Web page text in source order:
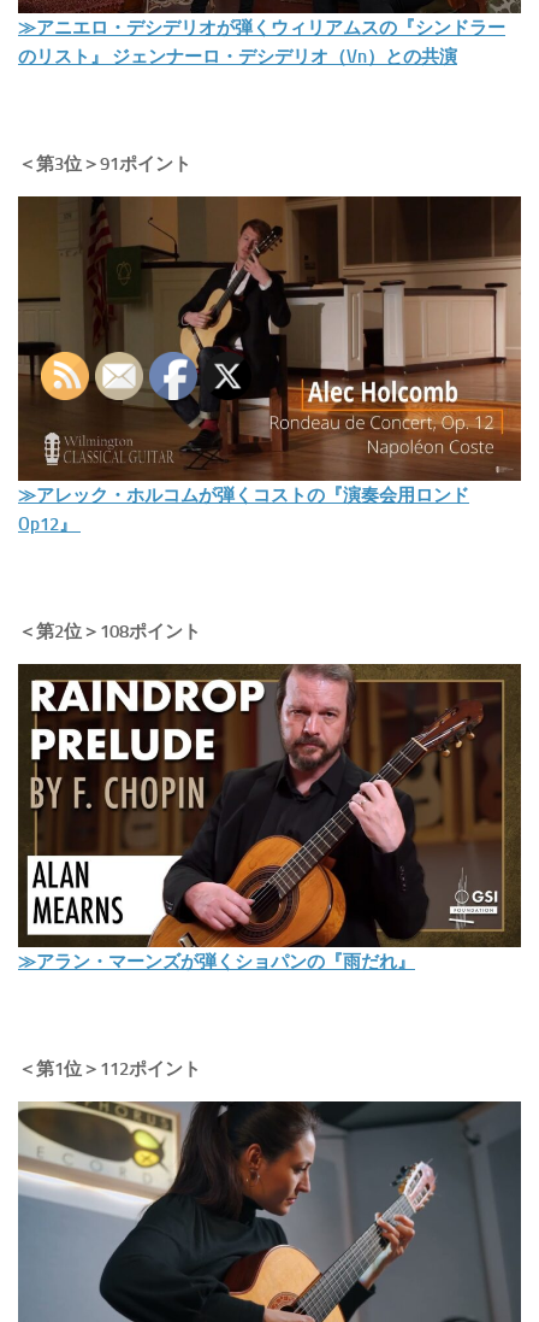
≫アニエロ・デシデリオが弾くウィリアムスの『シンドラー
のリスト』 ジェンナーロ・デシデリオ（Vn）との共演
＜第3位＞91ポイント
≫アレック・ホルコムが弾くコストの『演奏会用ロンド
Op12』
＜第2位＞108ポイント
≫アラン・マーンズが弾くショパンの『雨だれ』
＜第1位＞112ポイント